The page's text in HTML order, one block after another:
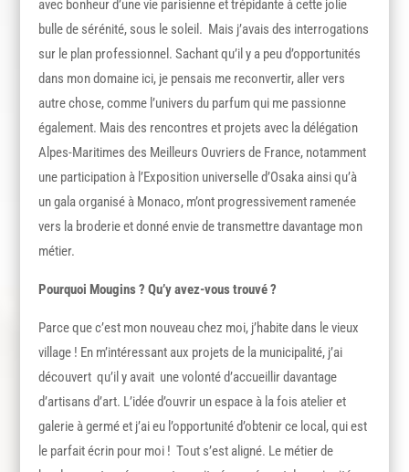
avec bonheur d’une vie parisienne et trépidante à cette jolie
bulle de sérénité, sous le soleil. Mais j’avais des interrogations
sur le plan professionnel. Sachant qu’il y a peu d’opportunités
dans mon domaine ici, je pensais me reconvertir, aller vers
autre chose, comme l’univers du parfum qui me passionne
également. Mais des rencontres et projets avec la délégation
Alpes-Maritimes des Meilleurs Ouvriers de France, notamment
une participation à l’Exposition universelle d’Osaka ainsi qu’à
un gala organisé à Monaco, m’ont progressivement ramenée
vers la broderie et donné envie de transmettre davantage mon
métier.
Pourquoi Mougins ? Qu’y avez-vous trouvé ?
Parce que c’est mon nouveau chez moi, j’habite dans le vieux
village ! En m’intéressant aux projets de la municipalité, j’ai
découvert qu’il y avait une volonté d’accueillir davantage
d’artisans d’art. L’idée d’ouvrir un espace à la fois atelier et
galerie à germé et j’ai eu l’opportunité d’obtenir ce local, qui est
le parfait écrin pour moi ! Tout s’est aligné. Le métier de